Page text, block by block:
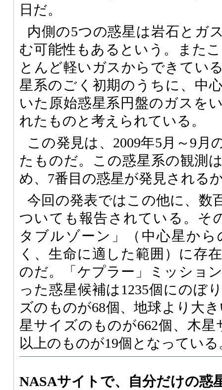
日だ。
内側の5つの惑星は岩石とガ
む可能性もあるという。また
とんど軽いガスからできてい
星系のごく初期のうちに、中
いた原始惑星系円盤のガスを
れたものと考えられている。
この発見は、2009年5月～9月
たものだ。この惑星系の観測
め、7番目の惑星が発見される
今回の発表ではこの他に、数
ついても報告されている。そ
タブルゾーン」（中心星か
く、生命に適した範囲）に存
のだ。「ケプラー」ミッショ
った惑星候補は1235個にのぼ
ズのものが68個、地球より大
星サイズのものが662個、木星
以上のものが19個となっている
NASAサイトで、自分だけの惑